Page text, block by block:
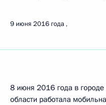
9 июня 2016 года
8 июня 2016 года в городе
области работала